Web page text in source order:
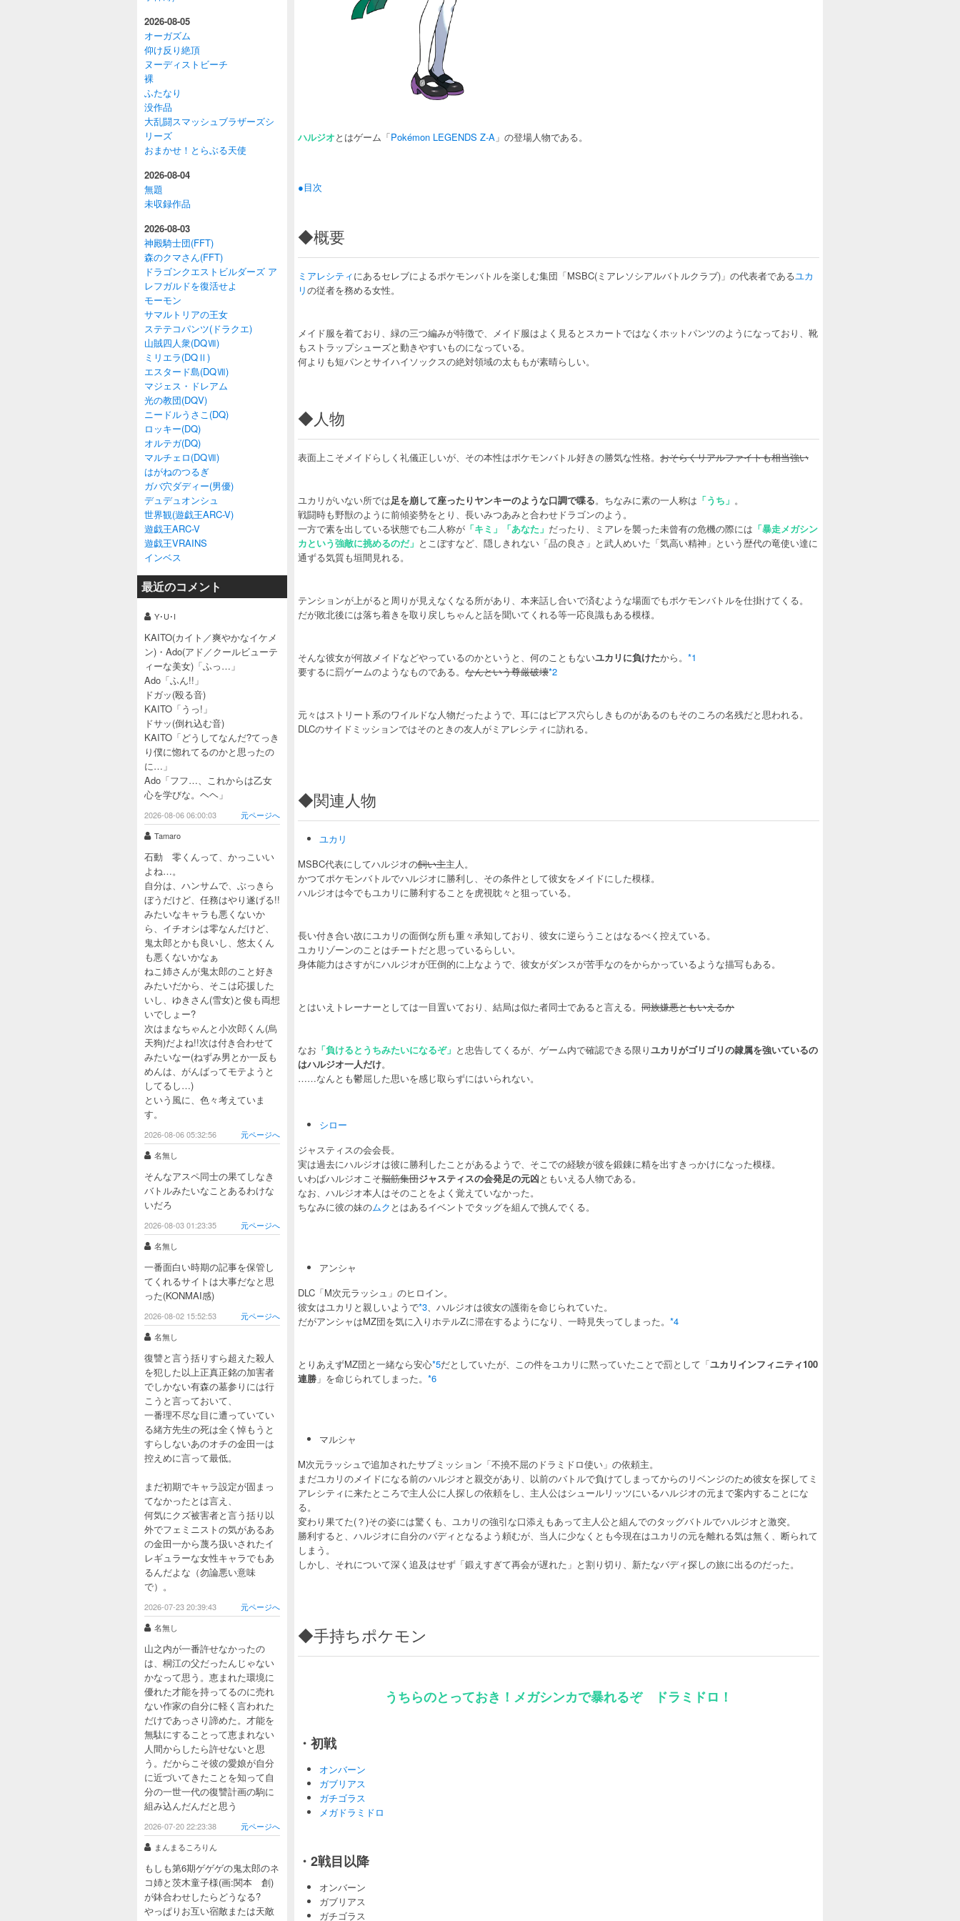
2026-08-05
オーガズム
仰け反り絶頂
ヌーディストビーチ
裸
ふたなり
没作品
大乱闘スマッシュブラザーズシ
リーズ
おまかせ！とらぶる天使
2026-08-04
無題
未収録作品
2026-08-03
神殿騎士団(FFT)
森のクマさん(FFT)
ドラゴンクエストビルダーズ ア
レフガルドを復活せよ
モーモン
サマルトリアの王女
ステテコパンツ(ドラクエ)
山賊四人衆(DQⅦ)
ミリエラ(DQⅡ)
エスタード島(DQⅦ)
マジェス・ドレアム
光の教団(DQV)
ニードルうさこ(DQ)
ロッキー(DQ)
オルテガ(DQ)
マルチェロ(DQⅦ)
はがねのつるぎ
ガバ穴ダディー(男優)
デュデュオンシュ
世界観(遊戯王ARC-V)
遊戯王ARC-V
遊戯王VRAINS
インベス
最近のコメント
Y･U･I
KAITO(カイト／爽やかなイケメ
ン)・Ado(アド／クールビューテ
ィーな美女)「ふっ…」
Ado「ふん!!」
ドガッ(殴る音)
KAITO「うっ!」
ドサッ(倒れ込む音)
KAITO「どうしてなんだ?てっき
り僕に惚れてるのかと思ったの
に…」
Ado「フフ…、これからは乙女
心を学びな。ヘヘ」
2026-08-06 06:00:03
元ページへ
Tamaro
石動 零くんって、かっこいい
よね…。
自分は、ハンサムで、ぶっきら
ぼうだけど、任務はやり遂げる!!
みたいなキャラも悪くないか
ら、イチオシは零なんだけど、
鬼太郎とかも良いし、悠太くん
も悪くないかなぁ
ねこ姉さんが鬼太郎のこと好き
みたいだから、そこは応援した
いし、ゆきさん(雪女)と俊も両想
いでしょー?
次はまなちゃんと小次郎くん(烏
天狗)だよね!!次は付き合わせて
みたいなー(ねずみ男とか一反も
めんは、がんばってモテようと
してるし…)
という風に、色々考えていま
す。
2026-08-06 05:32:56
元ページへ
名無し
そんなアスペ同士の果てしなき
バトルみたいなことあるわけな
いだろ
2026-08-03 01:23:35
元ページへ
名無し
一番面白い時期の記事を保管し
てくれるサイトは大事だなと思
った(KONMAI感)
2026-08-02 15:52:53
元ページへ
名無し
復讐と言う括りすら超えた殺人
を犯した以上正真正銘の加害者
でしかない有森の墓参りには行
こうと言っておいて、
一番理不尽な目に遭っていてい
る緒方先生の死は全く悼もうと
すらしないあのオチの金田一は
控えめに言って最低。
まだ初期でキャラ設定が固まっ
てなかったとは言え、
何気にクズ被害者と言う括り以
外でフェミニストの気があるあ
の金田一から蔑ろ扱いされたイ
レギュラーな女性キャラでもあ
るんだよな（勿論悪い意味
で）。
2026-07-23 20:39:43
元ページへ
名無し
山之内が一番許せなかったの
は、桐江の父だったんじゃない
かなって思う。恵まれた環境に
優れた才能を持ってるのに売れ
ない作家の自分に軽く言われた
だけであっさり諦めた。才能を
無駄にすることって恵まれない
人間からしたら許せないと思
う。だからこそ彼の愛娘が自分
に近づいてきたことを知って自
分の一世一代の復讐計画の駒に
組み込んだんだと思う
2026-07-20 22:23:38
元ページへ
まんまるころりん
もしも第6期ゲゲゲの鬼太郎のネ
コ姉と茨木童子様(画:関本 創)
が鉢合わせしたらどうなる?
やっぱりお互い宿敵または天敵
ハルジオとはゲーム「Pokémon LEGENDS Z-A 」の登場人物である。
●目次
◆概要
ミアレシティにあるセレブによるポケモンバトルを楽しむ集団「MSBC(ミアレソシアルバトルクラブ)」の代表者であるユカ
リの従者を務める女性。
メイド服を着ており、緑の三つ編みが特徴で、メイド服はよく見るとスカートではなくホットパンツのようになっており、靴
もストラップシューズと動きやすいものになっている。
何よりも短パンとサイハイソックスの絶対領域の太ももが素晴らしい。
◆人物
表面上こそメイドらしく礼儀正しいが、その本性はポケモンバトル好きの勝気な性格。 おそらくリアルファイトも相当強い
ユカリがいない所では足を崩して座ったりヤンキーのような口調で喋る。ちなみに素の一人称は 「うち」 。
戦闘時も野獣のように前傾姿勢をとり、長いみつあみと合わせドラゴンのよう。
一方で素を出している状態でも二人称が 「キミ」「あなた」 だったり、ミアレを襲った未曾有の危機の際には 「暴走メガシン
カという強敵に挑めるのだ」 とこぼすなど、隠しきれない「品の良さ」と武人めいた「気高い精神」という歴代の竜使い達に
通ずる気質も垣間見れる。
テンションが上がると周りが見えなくなる所があり、本来話し合いで済むような場面でもポケモンバトルを仕掛けてくる。
だが敗北後には落ち着きを取り戻しちゃんと話を聞いてくれる等一応良識もある模様。
そんな彼女が何故メイドなどやっているのかというと、何のこともないユカリに負けたから。 *1
要するに罰ゲームのようなものである。 なんという尊厳破壊*2
元々はストリート系のワイルドな人物だったようで、耳にはピアス穴らしきものがあるのもそのころの名残だと思われる。
DLCのサイドミッションではそのときの友人がミアレシティに訪れる。
◆関連人物
ユカリ
MSBC代表にしてハルジオの飼い主主人。
かつてポケモンバトルでハルジオに勝利し、その条件として彼女をメイドにした模様。
ハルジオは今でもユカリに勝利することを虎視眈々と狙っている。
長い付き合い故にユカリの面倒な所も重々承知しており、彼女に逆らうことはなるべく控えている。
ユカリゾーンのことはチートだと思っているらしい。
身体能力はさすがにハルジオが圧倒的に上なようで、彼女がダンスが苦手なのをからかっているような描写もある。
とはいえトレーナーとしては一目置いており、結局は似た者同士であると言える。 同族嫌悪ともいえるか
なお 「負けるとうちみたいになるぞ」 と忠告してくるが、ゲーム内で確認できる限りユカリがゴリゴリの隷属を強いているの
はハルジオ一人だけ。
……なんとも鬱屈した思いを感じ取らずにはいられない。
シロー
ジャスティスの会会長。
実は過去にハルジオは彼に勝利したことがあるようで、そこでの経験が彼を鍛錬に精を出すきっかけになった模様。
いわばハルジオこそ脳筋集団ジャスティスの会発足の元凶ともいえる人物である。
なお、ハルジオ本人はそのことをよく覚えていなかった。
ちなみに彼の妹のムク とはあるイベントでタッグを組んで挑んでくる。
アンシャ
DLC「M次元ラッシュ」のヒロイン。
彼女はユカリと親しいようで*3、ハルジオは彼女の護衛を命じられていた。
だがアンシャはMZ団を気に入りホテルZに滞在するようになり、一時見失ってしまった。 *4
とりあえずMZ団と一緒なら安心*5だとしていたが、この件をユカリに黙っていたことで罰として「ユカリインフィニティ100
連勝 」を命じられてしまった。 *6
マルシャ
M次元ラッシュで追加されたサブミッション「不撓不屈のドラミドロ使い」の依頼主。
まだユカリのメイドになる前のハルジオと親交があり、以前のバトルで負けてしまってからのリベンジのため彼女を探してミ
アレシティに来たところで主人公に人探しの依頼をし、主人公はシュールリッツにいるハルジオの元まで案内することにな
る。
変わり果てた(？)その姿には驚くも、ユカリの強引な口添えもあって主人公と組んでのタッグバトルでハルジオと激突。
勝利すると、ハルジオに自分のバディとなるよう頼むが、当人に少なくとも今現在はユカリの元を離れる気は無く、断られて
しまう。
しかし、それについて深く追及はせず「鍛えすぎて再会が遅れた」と割り切り、新たなバディ探しの旅に出るのだった。
◆手持ちポケモン
うちらのとっておき！メガシンカで暴れるぞ ドラミドロ！
・初戦
オンバーン
ガブリアス
ガチゴラス
メガドラミドロ
・2戦目以降
オンバーン
ガブリアス
ガチゴラス